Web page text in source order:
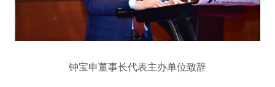
钟宝申董事长代表主办单位致辞